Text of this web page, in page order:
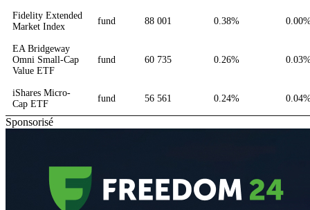
Fidelity Extended
Market Index
fund 88 001 0.38%
EA Bridgeway
Omni Small-Cap
Value ETF
fund 60 735 0.26%
iShares Micro-
Cap ETF
fund 56 561 0.24%
Sponsorisé